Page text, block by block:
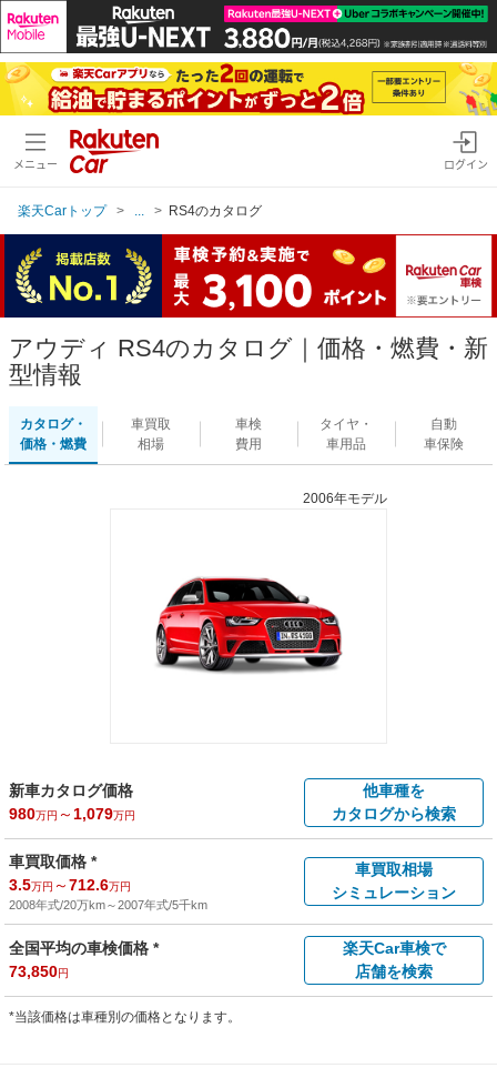
メニュー ログイン
楽天Carトップ RS4のカタログ
アウディ RS4のカタログ｜価格・燃費・新
型情報
カタログ・
価格・燃費
車買取
相場
車検
費用
タイヤ・
車用品
自動
車保険
2006年モデル
新車カタログ価格
980万円 ～ 1,079万円
他車種を
カタログから検索
車買取価格 *
3.5万円 ～712.6万円
2008年式/20万km～2007年式/5千km
車買取相場
シミュレーション
全国平均の車検価格 *
73,850円
楽天Car車検で
店舗を検索
*当該価格は車種別の価格となります。